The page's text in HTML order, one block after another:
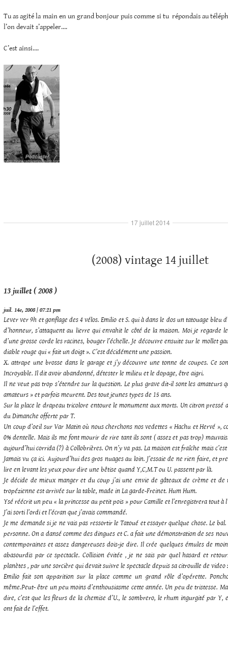
Tu as agité la main en un grand bonjour puis comme si tu répondais au
l’on devait s’appeler….
C’est ainsi….
(2008) vintage 14 juillet
13 juillet ( 2008 )
juil. 14e, 2008 | 07:21 pm
Lever ver 9h et gonflage des 4 vélos. Emilio et S. qui à dans le dos un tatouage bleu
d’honneur, s’attaquent au lierre qui envahit le côté de la maison. Moi je regarde
d’une grosse corde les racines, bouger l’échelle. Je découvre ensuite sur le mollet
diable rouge qui « fait un doigt ». C’est décidément une passion.
X. attrape une brosse dans le garage et j’y découvre une tonne de coupes. Ce
Incroyable. Il dit avoir abandonné, détester le milieu et le dopage, être aigri.
Il ne veut pas trop s’étendre sur la question. Le plus grave dit-il sont les amateurs
amateurs » et parfois meurent. Des tout jeunes types de 15 ans.
Sur la place le drapeau tricolore entoure le monument aux morts. Un citron pressé
du Dimanche offerte par T.
Un coup d’oeil sur Var Matin où nous cherchons nos vedettes « Hachu et Hervé »,
0% dentelle. Mais ils me font mourir de rire tant ils sont ( assez et pas trop)
aujourd’hui corrida (?) à Collobrières. On n’y va pas. La maison est fraîche mais
Jamais vu ça ici. Aujourd’hui des gros nuages au loin. J’essaie de ne rien faire, et
lire en levant les yeux pour dire une bêtise quand Y,C,M.T ou U. passent par là.
Je décide de mieux manger et du coup j’ai une envie de gâteaux de crème et de
tropézienne est arrivée sur la table, made in La garde-Freinet. Hum Hum.
Ysé réécrit un peu « la princesse au petit pois » pour Camille et l’enregistrera tout à
J’ai sorti l’ordi et l’écran que j’avais commandé.
Je me demande si je ne vais pas ressortir le Tatoué et essayer quelque chose. Le
personne. On a dansé comme des dingues et C. a fait une démonstration de ses
contemporaines et assez dangereuses dois-je dire. Il crée quelques émules de
abasourdis par ce spectacle. Collision évitée , je ne sais par quel hasard et
planètes , par une sorcière qui devait suivre le spectacle depuis sa citrouille de video
Emilio fait son apparition sur la place comme un grand rôle d’opérette.
même.Peut- être un peu moins d’enthousiasme cette année. Un peu de tristesse.
dire, c’est que les fleurs de la chemise d’U., le sombrero, le rhum ingurgité par Y,
ont fait de l’effet.
17 juillet 2014